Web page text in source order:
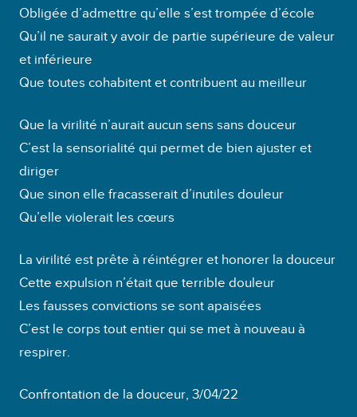
Obligée d’admettre qu’elle s’est trompée d’école
Qu’il ne saurait y avoir de partie supérieure de valeur
et inférieure
Que toutes cohabitent et contribuent au meilleur
Que la virilité n’aurait aucun sens sans douceur
C’est la sensorialité qui permet de bien ajuster et
diriger
Que sinon elle fracasserait d’inutiles douleur
Qu’elle violerait les cœurs
La virilité est prête à réintégrer et honorer la douceur
Cette expulsion n’était que terrible douleur
Les fausses convictions se sont apaisées
C’est le corps tout entier qui se met à nouveau à
respirer.
Confrontation de la douceur, 3/04/22